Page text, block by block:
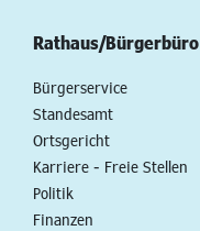
Rathaus/Bürgerbüro
Bürgerservice
Standesamt
Ortsgericht
Karriere - Freie Stellen
Politik
Finanzen